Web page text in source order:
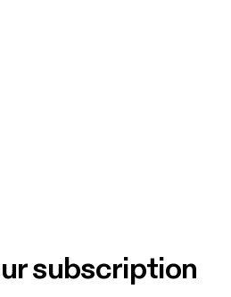
subscription